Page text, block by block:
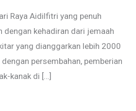
Raya Aidilfitri yang penuh
dengan kehadiran dari jemaah
yang dianggarkan lebih 2000
persembahan, pemberian
kanak di […]